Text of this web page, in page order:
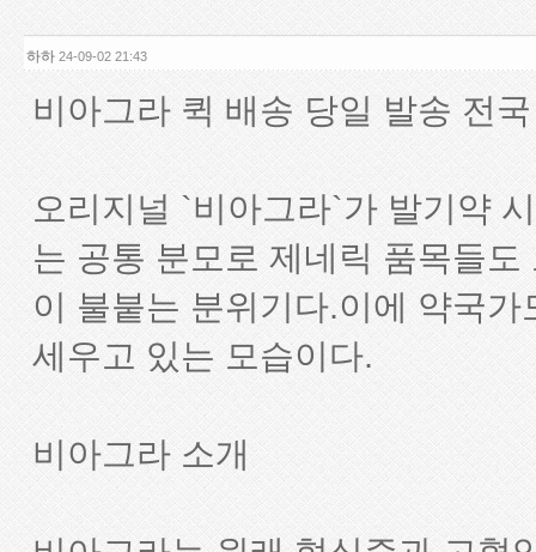
하하 24-09-02 21:43
비아그라 퀵 배송 당일 발송 전
오리지널 `비아그라`가 발기약
는 공통 분모로 제네릭 품목들
이 불붙는 분위기다.이에 약국
세우고 있는 모습이다.
비아그라 소개